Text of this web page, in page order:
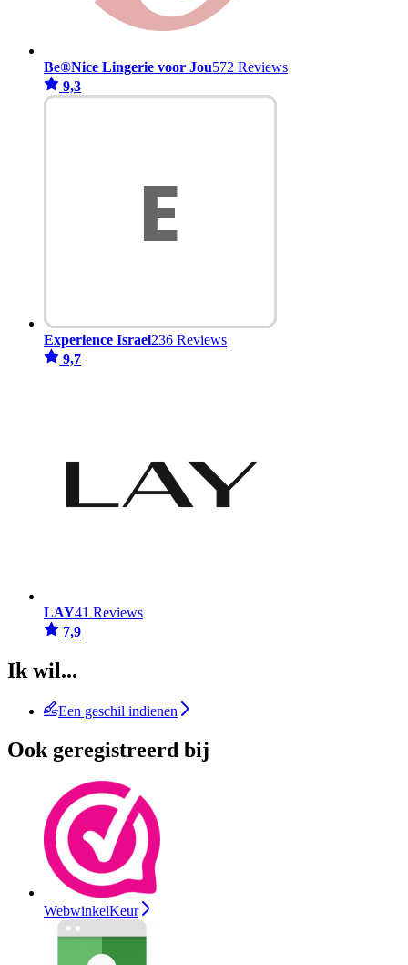
Be®Nice Lingerie voor Jou572 Reviews
9,3
Experience Israel236 Reviews
9,7
LAY41 Reviews
7,9
Ik wil...
Een geschil indienen
Ook geregistreerd bij
WebwinkelKeur